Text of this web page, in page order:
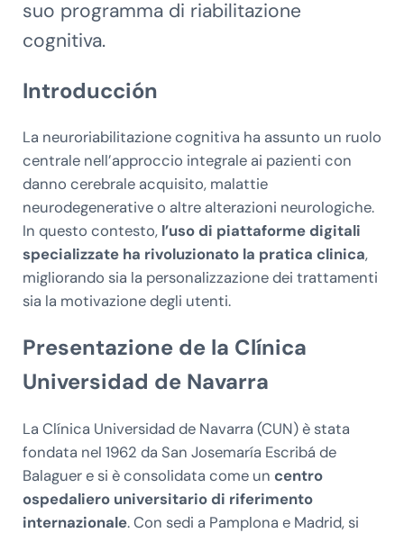
suo programma di riabilitazione
cognitiva.
Introducción
La neuroriabilitazione cognitiva ha assunto un ruolo
centrale nell’approccio integrale ai pazienti con
danno cerebrale acquisito, malattie
neurodegenerative o altre alterazioni neurologiche.
In questo contesto, l’uso di piattaforme digitali
specializzate ha rivoluzionato la pratica clinica,
migliorando sia la personalizzazione dei trattamenti
sia la motivazione degli utenti.
Presentazione de la Clínica
Universidad de Navarra
La Clínica Universidad de Navarra (CUN) è stata
fondata nel 1962 da San Josemaría Escribá de
Balaguer e si è consolidata come un centro
ospedaliero universitario di riferimento
internazionale. Con sedi a Pamplona e Madrid, si